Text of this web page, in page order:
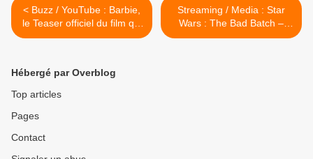
< Buzz / YouTube : Barbie,
le Teaser officiel du film qui
sortira en 2023
Streaming / Media : Star
Wars : The Bad Batch –
Saison 2 arrive sur Disney+
Hébergé par Overblog
Top articles
Pages
Contact